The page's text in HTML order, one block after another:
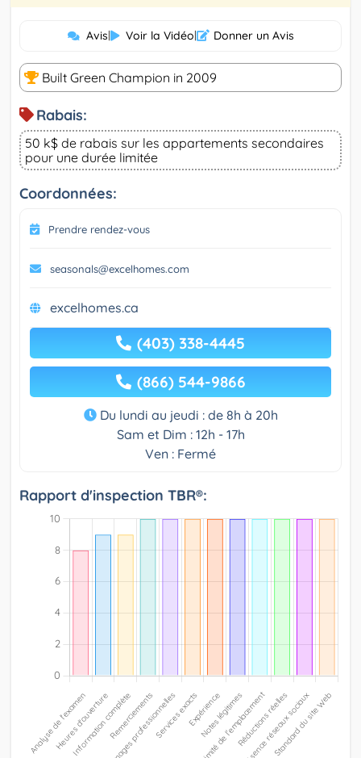
Avis| Voir la Vidéo| Donner un Avis
Built Green Champion in 2009
Rabais:
50 k$ de rabais sur les appartements secondaires
pour une durée limitée
Coordonnées:
Prendre rendez-vous
seasonals@excelhomes.com
excelhomes.ca
(403) 338-4445
(866) 544-9866
Du lundi au jeudi : de 8h à 20h
Sam et Dim : 12h - 17h
Ven : Fermé
Rapport d'inspection TBR®: